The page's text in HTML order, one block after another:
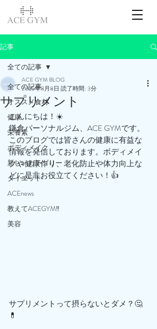
記事
全ての記事
オススメ食材
健康
栄養素
ボディメイク
新しいカテゴリー
ダイエット
ACEnews
教えてACEGYM‼️
美容
全ての記事
サプリメント
ACE GYM BLOG
2025年8月8日 読了時間: 3分
こんにちは！☀️
鎌倉パーソナルジム、ACE GYMです。
このブログでは皆さんの健康に有益な
情報を発信しております。ボディメイ
クや健康作り、老化防止や体力向上な
どに是非お役立てください！👍
サプリメントって摂らないとダメ？🤔
💊